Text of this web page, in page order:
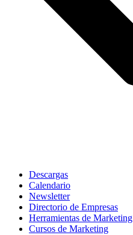
Descargas
Calendario
Newsletter
Directorio de Empresas
Herramientas de Marketing
Cursos de Marketing